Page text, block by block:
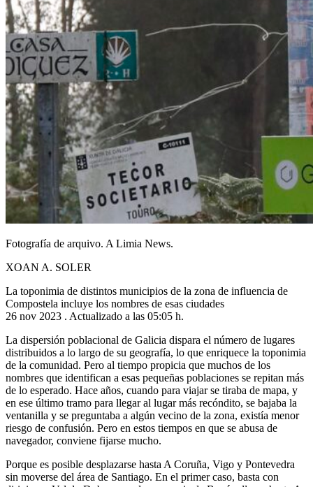
Fotografía de arquivo. A Limia News.
XOAN A. SOLER
La toponimia de distintos municipios de la zona de influencia de
Compostela incluye los nombres de esas ciudades
26 nov 2023 . Actualizado a las 05:05 h.
La dispersión poblacional de Galicia dispara el número de lugares
distribuidos a lo largo de su geografía, lo que enriquece la toponimia
de la comunidad. Pero al tiempo propicia que muchos de los
nombres que identifican a esas pequeñas poblaciones se repitan más
de lo esperado. Hace años, cuando para viajar se tiraba de mapa, y
en ese último tramo para llegar al lugar más recóndito, se bajaba la
ventanilla y se preguntaba a algún vecino de la zona, existía menor
riesgo de confusión. Pero en estos tiempos en que se abusa de
navegador, conviene fijarse mucho.
Porque es posible desplazarse hasta A Coruña, Vigo y Pontevedra
sin moverse del área de Santiago. En el primer caso, basta con